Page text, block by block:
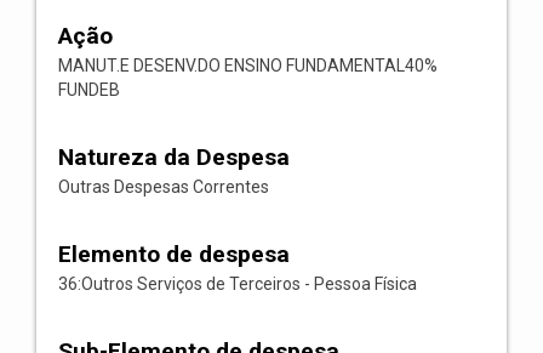
Ação
MANUT.E DESENV.DO ENSINO FUNDAMENTAL40%
FUNDEB
Natureza da Despesa
Outras Despesas Correntes
Elemento de despesa
36:Outros Serviços de Terceiros - Pessoa Física